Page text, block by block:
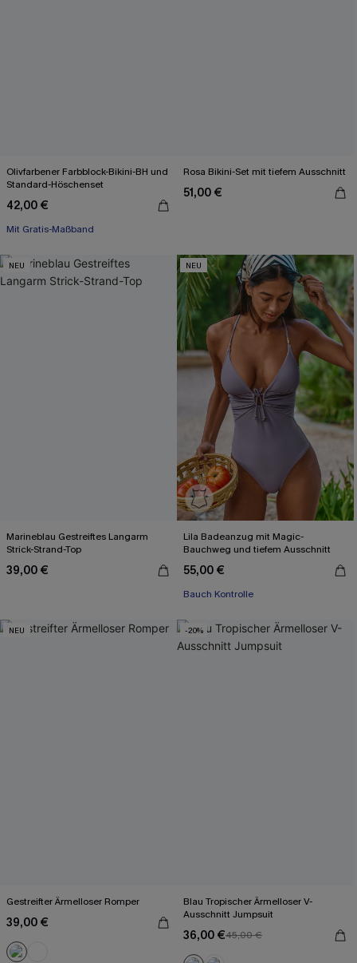
Olivfarbener Farbblock-Bikini-BH und
Standard-Höschenset
42,00 €
Mit Gratis-Maßband
Separate Größen
Rosa Bikini-Set mit tiefem Ausschnitt
51,00 €
NEU
Marineblau Gestreiftes Langarm
Strick-Strand-Top
39,00 €
NEU
Lila Badeanzug mit Magic-
Bauchweg und tiefem Ausschnitt
55,00 €
Bauch Kontrolle
NEU
Gestreifter Ärmelloser Romper
39,00 €
-20%
Blau Tropischer Ärmelloser V-
Ausschnitt Jumpsuit
36,00 €45,00 €